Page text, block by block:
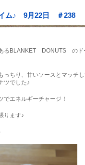
イム♪ 9月22日 ＃238
るBLANKET DONUTS のド
っちり、甘いソースとマッチ
ツでした♪
でエネルギーチャージ！
ります♪